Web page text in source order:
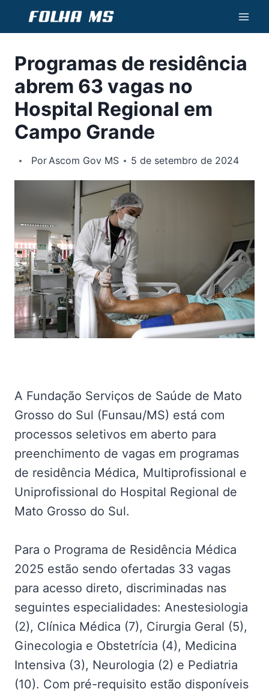
Conteúdo
Programas de residência
abrem 63 vagas no
Hospital Regional em
Campo Grande
PorAscom Gov MS 5 de setembro de 2024
A Fundação Serviços de Saúde de Mato
Grosso do Sul (Funsau/MS) está com
processos seletivos em aberto para
preenchimento de vagas em programas
de residência Médica, Multiprofissional e
Uniprofissional do Hospital Regional de
Mato Grosso do Sul.
Para o Programa de Residência Médica
2025 estão sendo ofertadas 33 vagas
para acesso direto, discriminadas nas
seguintes especialidades: Anestesiologia
(2), Clínica Médica (7), Cirurgia Geral (5),
Ginecologia e Obstetrícia (4), Medicina
Intensiva (3), Neurologia (2) e Pediatria
(10). Com pré-requisito estão disponíveis